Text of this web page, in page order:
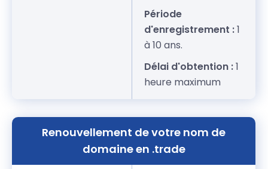
Période
d'enregistrement :1
à 10 ans.
Délai d'obtention :1
heure maximum
Renouvellement de votre nom de
domaine en .trade